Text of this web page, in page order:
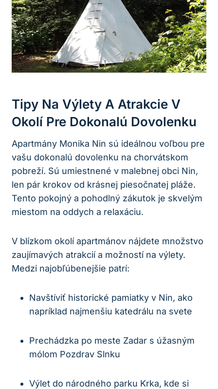
Tipy Na Výlety A Atrakcie V
Okolí Pre Dokonalú Dovolenku
Apartmány Monika Nin sú ideálnou voľbou pre
vašu dokonalú dovolenku na chorvátskom
pobreží. Sú umiestnené v malebnej obci Nin,
len pár krokov od krásnej piesočnatej pláže.
Tento pokojný a pohodlný zákutok je skvelým
miestom na oddych a relaxáciu.
V blízkom okolí apartmánov nájdete množstvo
zaujímavých atrakcií a možností na výlety.
Medzi najobľúbenejšie patrí:
Navštíviť historické pamiatky v Nin, ako
napríklad najmenšiu katedrálu na svete
Prechádzka po meste Zadar s úžasným
mólom Pozdrav Slnku
Výlet do národného parku Krka, kde si